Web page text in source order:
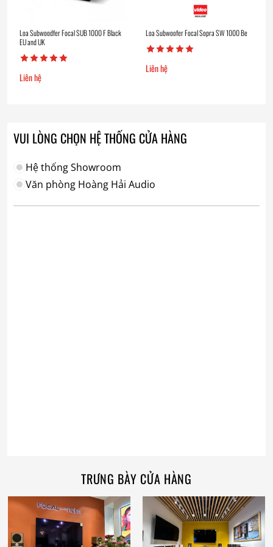
Loa Subwoodfer Focal SUB 1000 F Black
EU and UK
Liên hệ
Loa Subwoofer Focal Sopra SW 1000 Be
Liên hệ
VUI LÒNG CHỌN HỆ THỐNG CỬA HÀNG
Hệ thống Showroom
Văn phòng Hoàng Hải Audio
TRƯNG BÀY CỬA HÀNG